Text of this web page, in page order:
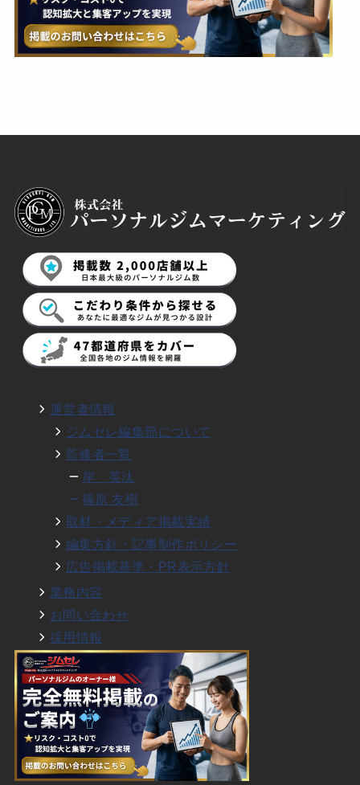
運営者情報
ジムセレ編集部について
監修者一覧
岸 英汰
篠原 友樹
取材・メディア掲載実績
編集方針・記事制作ポリシー
広告掲載基準・PR表示方針
業務内容
お問い合わせ
採用情報